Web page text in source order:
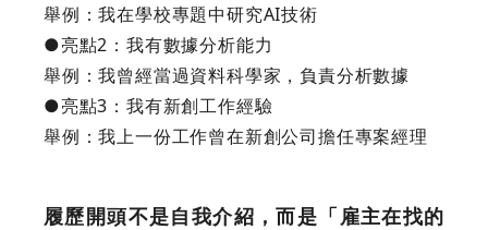
舉例：我在學校專題中研究AI技術
●亮點2：我有數據分析能力
舉例：我曾經當過資料科學家，負責分析數據
●亮點3：我有新創工作經驗
舉例：我上一份工作曾在新創公司擔任專案經理
履歷開頭不是自我介紹，而是「雇主在找的